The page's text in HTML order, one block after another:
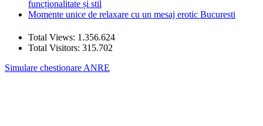
funcționalitate și stil
Momente unice de relaxare cu un mesaj erotic Bucuresti
Total Views: 1.356.624
Total Visitors: 315.702
Simulare chestionare ANRE